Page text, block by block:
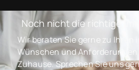
Noch nicht die richtige
Wir beraten Sie gerne zu Ihren
Wünschen und
Zuhause. Sprechen Sie uns